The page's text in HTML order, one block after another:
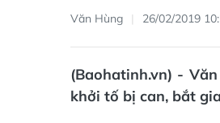
Văn Hùng 26/02/2019
(Baohatinh.vn) -
khởi tố bị can, bắt